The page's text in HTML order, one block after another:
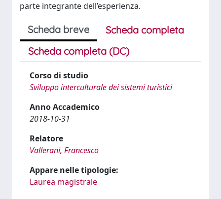
parte integrante dell’esperienza.
Scheda breve
Scheda completa
Scheda completa (DC)
Corso di studio
Sviluppo interculturale dei sistemi turistici
Anno Accademico
2018-10-31
Relatore
Vallerani, Francesco
Appare nelle tipologie:
Laurea magistrale